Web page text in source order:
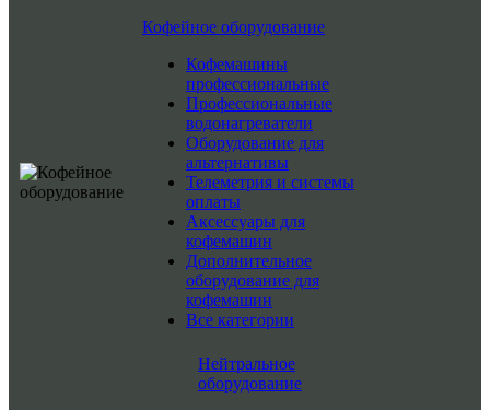
Кофейное оборудование
Кофемашины
профессиональные
Профессиональные
водонагреватели
Оборудование для
альтернативы
Телеметрия и системы
оплаты
Аксессуары для
кофемашин
Дополнительное
оборудование для
кофемашин
Все категории
Нейтральное
оборудование